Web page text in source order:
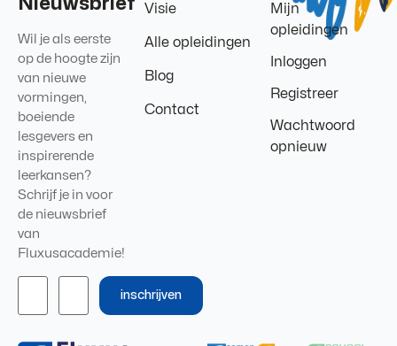
Wil je als eerste
op de hoogte zijn
van nieuwe
vormingen,
boeiende
lesgevers en
inspirerende
leerkansen?
Schrijf je in voor
de nieuwsbrief
van
Fluxusacademie!
inschrijven
Visie
Alle opleidingen
Blog
Contact
Mijn
opleidingen
Inloggen
Registreer
Wachtwoord
opnieuw